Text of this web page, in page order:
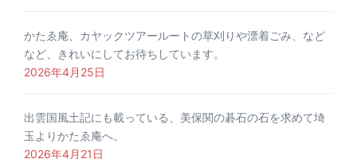
かたゑ庵、カヤックツアールートの草刈りや漂着ごみ、など
など、きれいにしてお待ちしています。
2026年4月25日
出雲国風土記にも載っている、美保関の碁石の石を求めて埼
玉よりかたゑ庵へ。
2026年4月21日